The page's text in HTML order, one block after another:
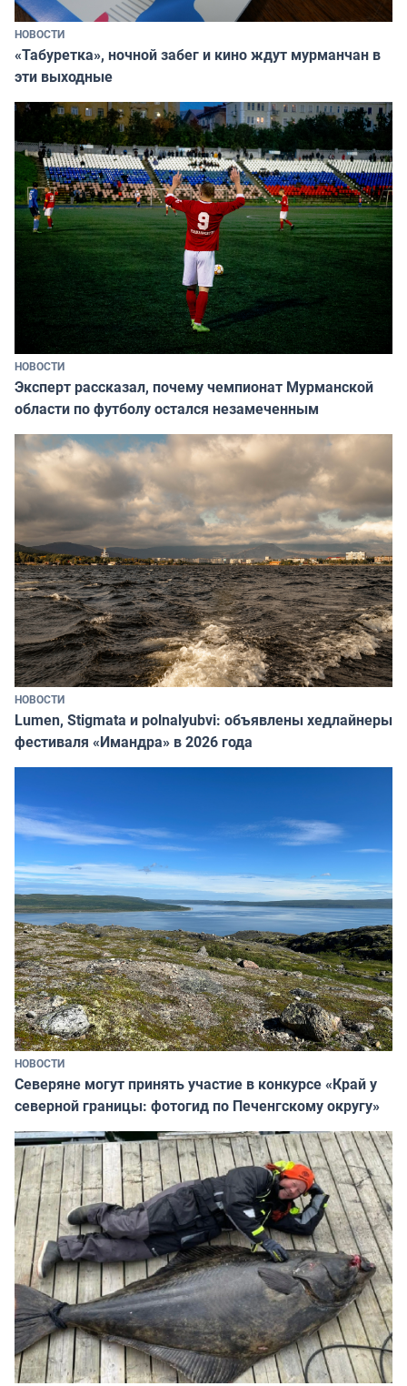
НОВОСТИ
«Табуретка», ночной забег и кино ждут мурманчан в
эти выходные
НОВОСТИ
Эксперт рассказал, почему чемпионат Мурманской
области по футболу остался незамеченным
НОВОСТИ
Lumen, Stigmata и polnalyubvi: объявлены хедлайнеры
фестиваля «Имандра» в 2026 года
НОВОСТИ
Северяне могут принять участие в конкурсе «Край у
северной границы: фотогид по Печенгскому округу»